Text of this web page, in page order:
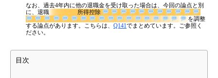
個人事業主のお客様
なお、過去4年内に他の退職金を受け取った場合は、今回の論点と別
に、退職
所得控除
を調整
する論点があります。こちらは、 Q141でまとめています。ご参照く
ださい。
目次